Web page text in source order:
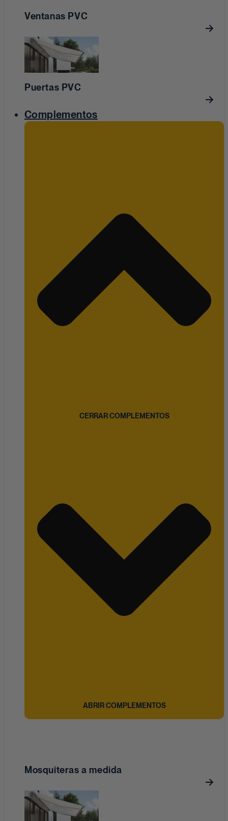
Ventanas PVC
Puertas PVC
Complementos
CERRAR COMPLEMENTOS
ABRIR COMPLEMENTOS
Mosquiteras a medida